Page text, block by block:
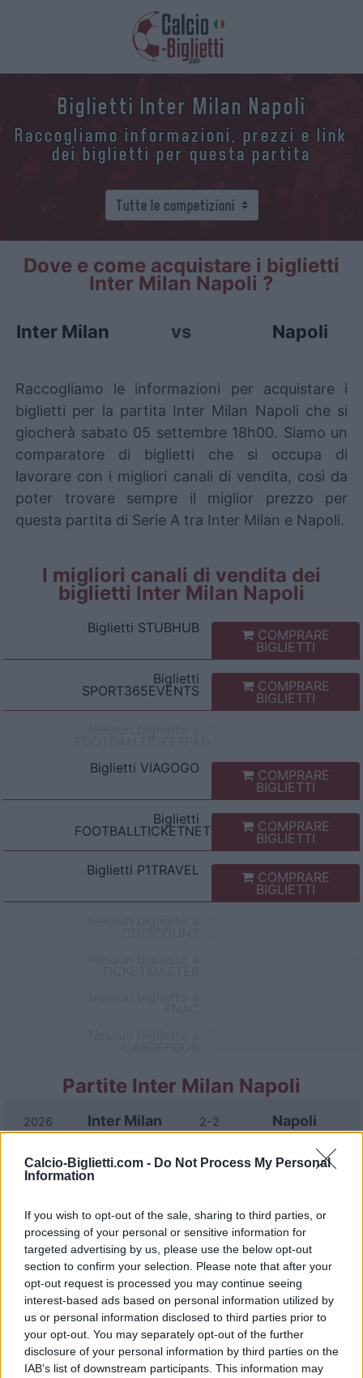
Calcio-Biglietti.com - Do Not Process My Personal
Information
If you wish to opt-out of the sale, sharing to third parties, or
processing of your personal or sensitive information for
targeted advertising by us, please use the below opt-out
section to confirm your selection. Please note that after your
opt-out request is processed you may continue seeing
interest-based ads based on personal information utilized by
us or personal information disclosed to third parties prior to
your opt-out. You may separately opt-out of the further
disclosure of your personal information by third parties on the
IAB’s list of downstream participants. This information may
Biglietti Inter Milan Napoli
Raccogliamo informazioni, prezzi e link
dei biglietti per questa partita
Dove e come acquistare i biglietti
Inter Milan Napoli ?
Inter Milan vs Napoli
Raccogliamo le informazioni per acquistare i
biglietti per la partita Inter Milan Napoli che si
giocherà sabato 05 settembre 18h00. Siamo un
comparatore di biglietti che si occupa di
lavorare con i migliori canali di vendita, così da
poter trovare sempre il miglior prezzo per
questa partita di Serie A tra Inter Milan e Napoli.
I migliori canali di vendita dei
biglietti Inter Milan Napoli
Biglietti STUBHUB COMPRARE
BIGLIETTI
Biglietti
SPORT365EVENTS COMPRARE
BIGLIETTI
Biglietti VIAGOGO COMPRARE
BIGLIETTI
Biglietti
FOOTBALLTICKETNET COMPRARE
BIGLIETTI
Biglietti P1TRAVEL COMPRARE
BIGLIETTI
Partite Inter Milan Napoli
2026 Inter Milan 2-2 Napoli
2025 Napoli 3-1 Inter Milan
2025 Napoli 1-1 Inter Milan
2024 Inter Milan 1-1 Napoli
2024 Inter Milan 1-1 Napoli
2024 Napoli 0-1 Inter Milan